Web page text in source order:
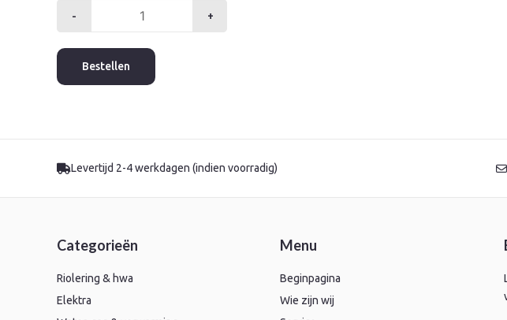
-
verzinkt
p/2mtr.
+
Bestellen
Levertijd 2-4 werkdagen (indien voorradig)
Categorieën
Riolering & hwa
Elektra
Menu
Beginpagina
Wie zijn wij